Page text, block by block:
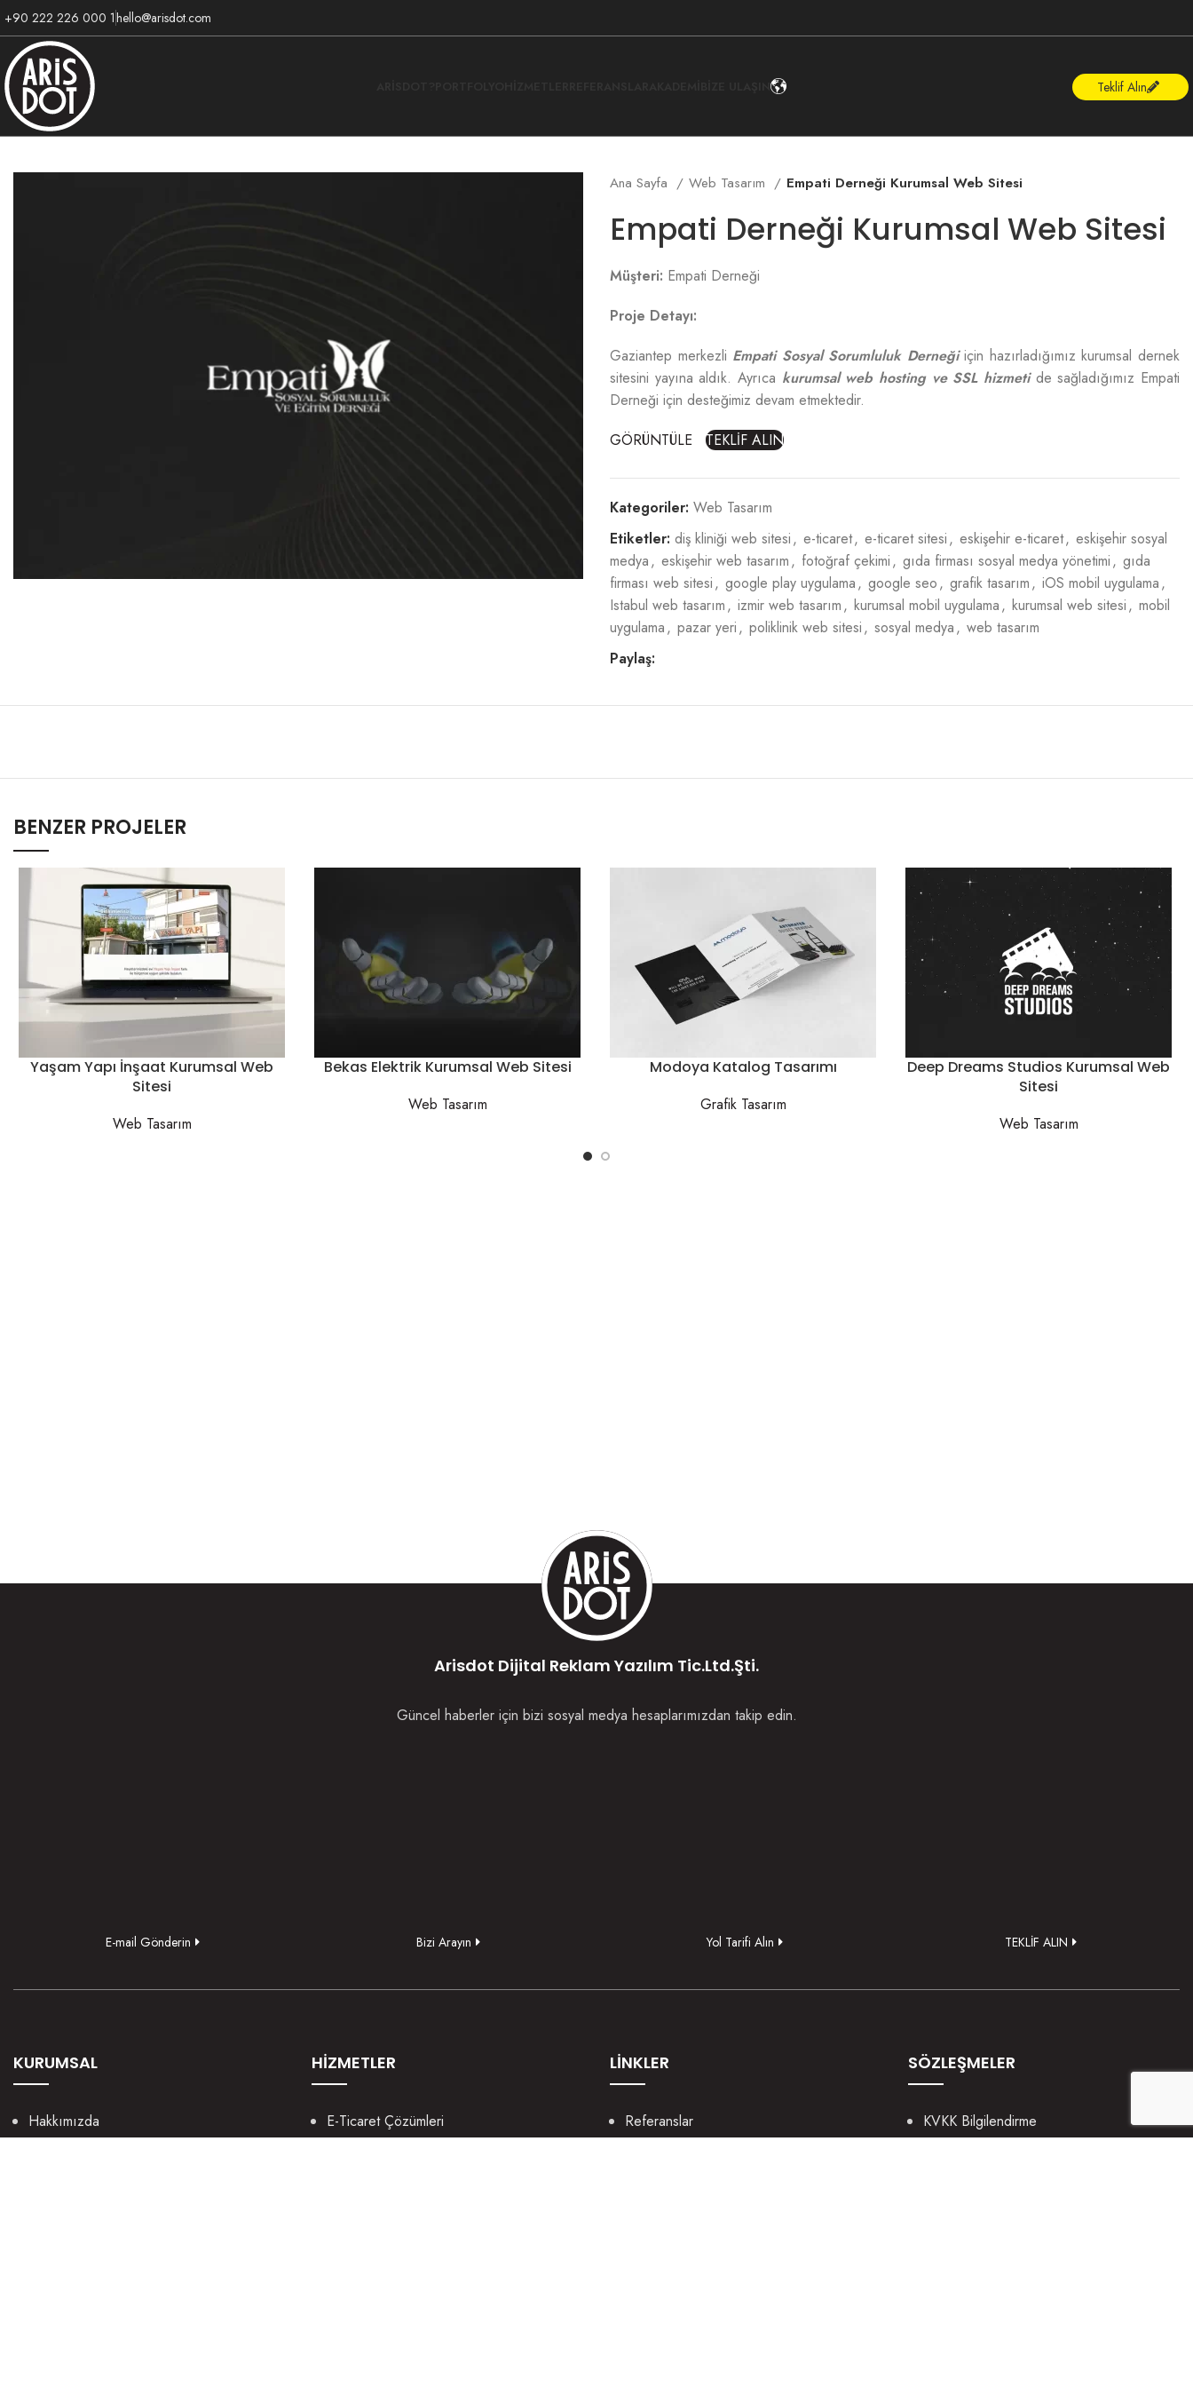
+90 222 226 000 1hello@arisdot.com
Teklif Alın
Ana Sayfa Web Tasarım Empati Derneği Kurumsal Web Sitesi
Empati Derneği Kurumsal Web Sitesi
Müşteri: Empati Derneği
Proje Detayı:
Gaziantep merkezli Empati Sosyal Sorumluluk Derneğiiçin hazırladığımız kurumsal dernek
sitesini yayına aldık. Ayrıca kurumsal web hosting ve SSL hizmetide sağladığımız Empati
Derneği için desteğimiz devam etmektedir.
GÖRÜNTÜLE
TEKLİF ALIN
Kategoriler: Web Tasarım
Etiketler: diş kliniği web sitesi, e-ticaret, e-ticaret sitesi, eskişehir e-ticaret, eskişehir sosyal
medya, eskişehir web tasarım, fotoğraf çekimi, gıda firması sosyal medya yönetimi, gıda
firması web sitesi, google play uygulama, google seo, grafik tasarım, iOS mobil uygulama,
Istabul web tasarım, izmir web tasarım, kurumsal mobil uygulama, kurumsal web sitesi, mobil
uygulama, pazar yeri, poliklinik web sitesi, sosyal medya, web tasarım
Paylaş:
BENZER PROJELER
Yaşam Yapı İnşaat Kurumsal Web
Sitesi
Web Tasarım
Bekas Elektrik Kurumsal Web Sitesi
Web Tasarım
Modoya Katalog Tasarımı
Grafik Tasarım
Deep Dreams Studios Kurumsal Web
Sitesi
Web Tasarım
Arisdot Dijital Reklam Yazılım Tic.Ltd.Şti.
Güncel haberler için bizi sosyal medya hesaplarımızdan takip edin.
E-mail Gönderin Bizi Arayın Yol Tarifi Alın TEKLİF ALIN
KURUMSAL
Hakkımızda
HİZMETLER
E-Ticaret Çözümleri
LİNKLER
Referanslar
SÖZLEŞMELER
KVKK Bilgilendirme